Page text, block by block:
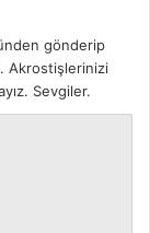
gönderip
Akrostişlerinizi
Sevgiler.